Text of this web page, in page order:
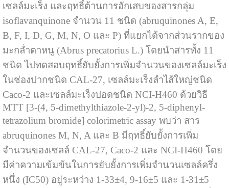
เซลล์มะเร็ง และฤทธิ์ต้านการอักเสบของสารกลุ่ม
isoflavanquinone จำนวน 11 ชนิด (abruquinones A, E,
B, F, I, D, G, M, N, O และ P) ที่แยกได้จากส่วนรากของ
มะกล่ำตาหนู (Abrus precatorius L.) โดยนำสารทั้ง 11
ชนิด ไปทดสอบฤทธิ์ยับยั้งการเพิ่มจำนวนของเซลล์มะเร็ง
ในช่องปากชนิด CAL-27, เซลล์มะเร็งลำไส้ใหญ่ชนิด
Caco-2 และเซลล์มะเร็งปอดชนิด NCI-H460 ด้วยวิธี
MTT [3-(4, 5-dimethylthiazole-2-yl)-2, 5-diphenyl-
tetrazolium bromide] colorimetric assay พบว่า สาร
abruquinones M, N, A และ B มีฤทธิ์ยับยั้งการเพิ่ม
จำนวนของเซลล์ CAL-27, Caco-2 และ NCI-H460 โดย
มีค่าความเข้มข้นในการยับยั้งการเพิ่มจำนวนเซลล์ครึ่ง
หนึ่ง (IC50) อยู่ระหว่าง 1-33±4, 9-16±5 และ 1-31±5